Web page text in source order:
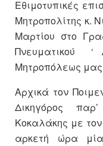
Εθιμοτυπικές
Μητροπολίτης κ.
Μαρτίου στο
Πνευματικού ‘
Μητροπόλεως
Αρχικά τον
Δικηγόρος
Κοκαλάκης με
αρκετή ώρα μία